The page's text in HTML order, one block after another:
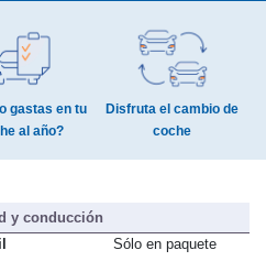
gastas en tu
Disfruta el cambio de
y conducción